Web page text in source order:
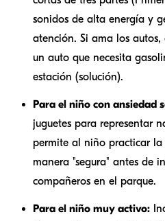
sonidos de alta energía y
atención. Si ama los
un auto que necesita
estación (solución).
Para el niño con ansiedad
juguetes para representar
permite al niño practicar
manera "segura" antes de
compañeros en el parque.
Para el niño muy activo: